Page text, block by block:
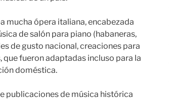
mucha ópera italiana, encabezada
de salón para piano (habaneras,
de gusto nacional, creaciones para
que fueron adaptadas incluso para la
doméstica.
publicaciones de música histórica